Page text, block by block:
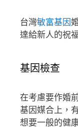
台灣敏富基因
達給新人的祝
基因檢查
在考慮要作婚
基因媒合上，
想要一般的健